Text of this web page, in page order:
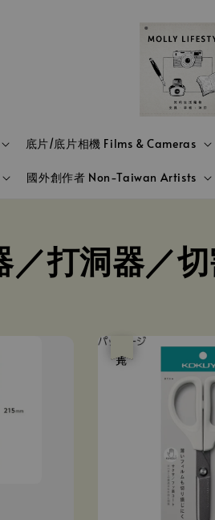
底片/底片相機 Films & Cameras
國外創作者 Non-Taiwan Artists
／打洞器／